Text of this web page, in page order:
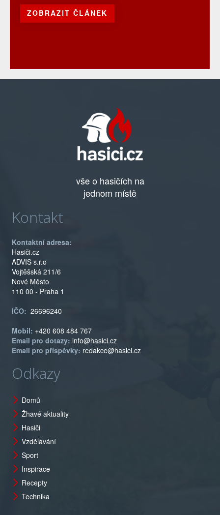
ZOBRAZIT ČLÁNEK
vše o hasičích na
jednom místě
Kontakt
Kontaktní adresa:
Hasiči.cz
ADVIS s.r.o
Vojtěšská 211/6
Nové Město
110 00 - Praha 1
IČO: 26696240
Mobil: +420 608 484 767
Email pro dotazy: info@hasici.cz
Email pro příspěvky: redakce@hasici.cz
Odkazy
Domů
Žhavé aktuality
Hasiči
Vzdělávání
Sport
Inspirace
Recepty
Technika